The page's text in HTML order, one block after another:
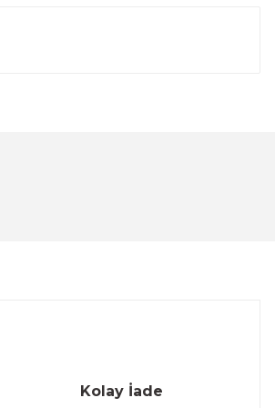
Kolay İade